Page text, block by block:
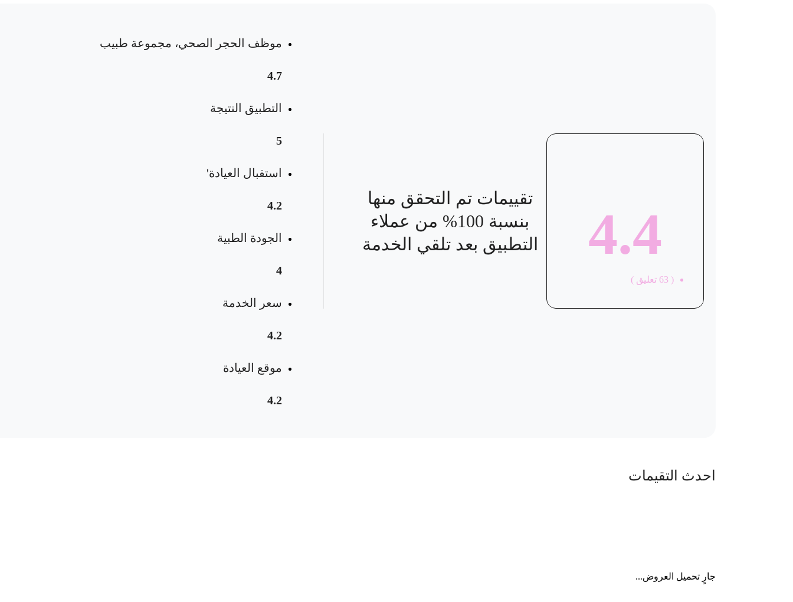
4.4
(
63 تعليق )
تقييمات تم التحقق منها
بنسبة 100% من عملاء
التطبيق بعد تلقي الخدمة
موظف الحجر الصحي، مجموعة طبيب
4.7
التطبيق النتيجة
5
استقبال العيادة'
4.2
الجودة الطبية
4
سعر الخدمة
4.2
موقع العيادة
4.2
احدث التقيمات
جارٍ تحميل العروض...